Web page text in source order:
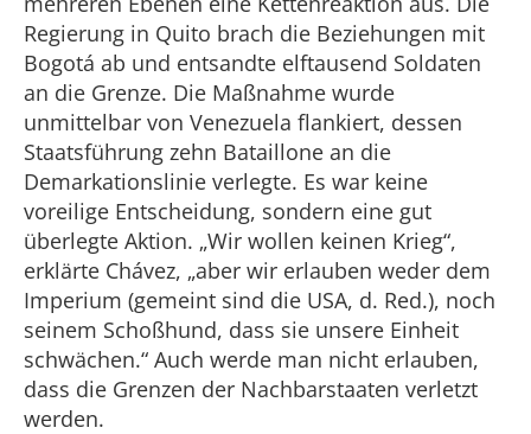
Regierung in Quito brach die Beziehungen mit
Bogotá ab und entsandte elftausend Soldaten
an die Grenze. Die Maßnahme wurde
unmittelbar von Venezuela flankiert, dessen
Staatsführung zehn Bataillone an die
Demarkationslinie verlegte. Es war keine
voreilige Entscheidung, sondern eine gut
überlegte Aktion. „Wir wollen keinen Krieg“,
erklärte Chávez, „aber wir erlauben weder dem
Imperium (gemeint sind die USA, d. Red.), noch
seinem Schoßhund, dass sie unsere Einheit
schwächen.“ Auch werde man nicht erlauben,
dass die Grenzen der Nachbarstaaten verletzt
werden.